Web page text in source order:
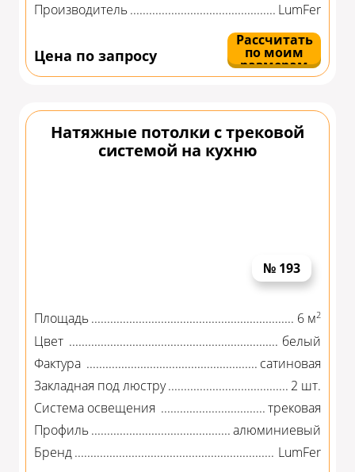
Производитель
LumFer
Цена по запросу
Рассчитать
по моим
размерам
Натяжные потолки с трековой
системой на кухню
№ 193
Площадь 6 м2
Цвет
белый
Фактура
сатиновая
Закладная под люстру
2 шт.
Система освещения
трековая
Профиль
алюминиевый
Бренд
LumFer